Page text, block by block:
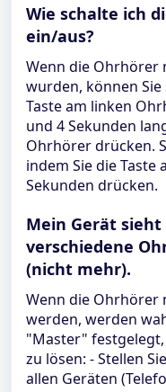
Wie schalte ich
ein/aus?
Wenn die Ohrhörer
wurden, können Sie
Taste am linken
und 4 Sekunden
Ohrhörer drücken.
indem Sie die
Sekunden drücken.
Mein Gerät
verschiedene
(nicht mehr).
Wenn die Ohrhörer
werden, werden
"Master"
zu lösen: - Stellen
allen Geräten